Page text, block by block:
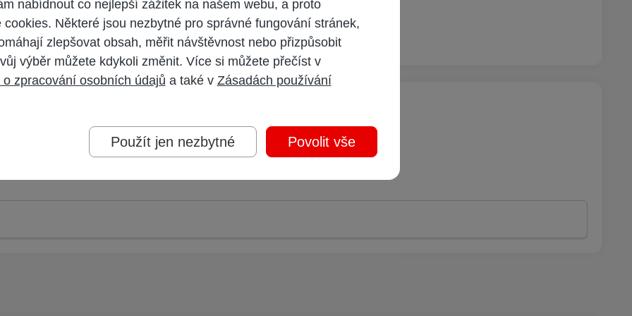
a přispívejte pod Vaším účtem.
nabídnout co nejlepší zážitek na našem webu, a proto
cookies. Některé jsou nezbytné pro správné fungování stránek,
zlepšovat obsah, měřit návštěvnost nebo přizpůsobit
výběr můžete kdykoli změnit. Více si můžete přečíst v
o zpracování osobních údajů a také v Zásadách používání
Použít jen nezbytné Povolit vše